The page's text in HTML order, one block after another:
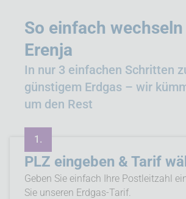
So einfach wechseln
Erenja
In nur 3 einfachen Schritten
günstigem Erdgas – wir
um den Rest
1.
PLZ eingeben & Tarif
Geben Sie einfach Ihre Postleitzahl
Sie unseren Erdgas-Tarif.